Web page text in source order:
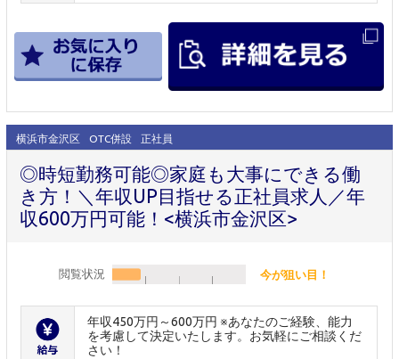
横浜市金沢区 OTC併設 正社員
◎時短勤務可能◎家庭も大事にできる働
き方！＼年収UP目指せる正社員求人／年
収600万円可能！<横浜市金沢区>
閲覧状況 今が狙い目！
年収450万円～600万円 ※あなたのご経験、能力
を考慮して決定いたします。お気軽にご相談くだ
さい！